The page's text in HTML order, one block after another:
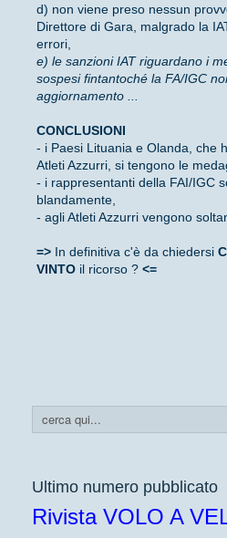
Ultimo numero pubblicato
Rivista VOLO A
d) non viene preso nessun
Direttore di Gara, malgrado la
errori,
e) le sanzioni IAT riguardano i
sospesi fintantoché la FA/IGC
aggiornamento ...
CONCLUSIONI
- i Paesi Lituania e Olanda, che
Atleti Azzurri, si tengono le
- i rappresentanti della FAI/IGC
blandamente,
- agli Atleti Azzurri vengono
=> In definitiva c'è da chiedersi
VINTO il ricorso ? <=